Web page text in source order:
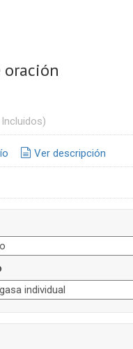
oración
Ver descripción